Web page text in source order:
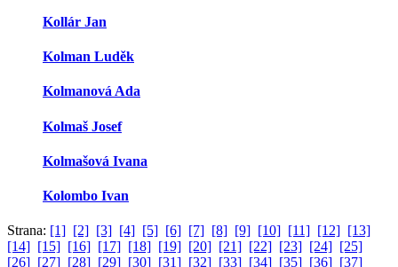
Kollár Jan
Kolman Luděk
Kolmanová Ada
Kolmaš Josef
Kolmašová Ivana
Kolombo Ivan
Strana: [1] [2] [3] [4] [5] [6] [7] [8] [9] [10] [11] [12] [13]
[14] [15] [16] [17] [18] [19] [20] [21] [22] [23] [24] [25]
[26] [27] [28] [29] [30] [31] [32] [33] [34] [35] [36] [37]